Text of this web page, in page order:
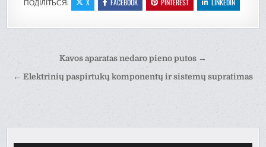
Навігація
записів
Kavos aparatas nedaro pieno putos →
← Elektrinių paspirtukų komponentų ir sistemų supratimas